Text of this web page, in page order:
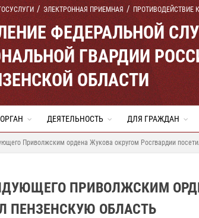
ЭЛЕКТРОННАЯ ПРИЕМНАЯ ПРОТИВОДЕЙСТВИЕ
ФЕДЕРАЛЬНОЙ
ГВАРДИИ
ОБЛАСТИ
ДЕЯТЕЛЬНОСТЬ ДЛЯ ГРАЖДАН
Приволжским ордена Жукова округом Росгвардии
ПРИВОЛЖСКИМ
ПЕНЗЕНСКУЮ ОБЛАСТЬ